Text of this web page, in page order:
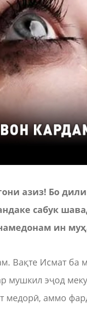
азиз! Бо
сабук
ин
Вақте Исмат
мушкил эҷод
медорӣ, аммо